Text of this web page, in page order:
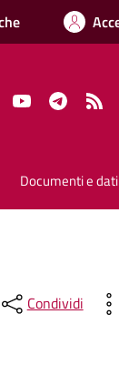
FacebookYouTube Telegram
Documenti e dati
Condividi